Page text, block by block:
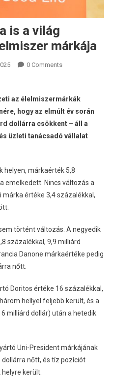
is a világ
márkája
0 Comments
az élelmiszermárkák
hogy az elmúlt év során
dollárra csökkent – áll a
üzleti tanácsadó vállalat
helyen, márkaérték 5,8
emelkedett. Nincs változás a
márka értéke 3,4 százalékkal,
történt változás. A negyedik
százalékkal, 9,9 milliárd
Danone márkaértéke pedig
nőtt.
Doritos értéke 16 százalékkal,
hellyel feljebb került, és a
6 milliárd dollár) után a hetedik
Uni-President márkájának
nőtt, és tíz pozíciót
került.